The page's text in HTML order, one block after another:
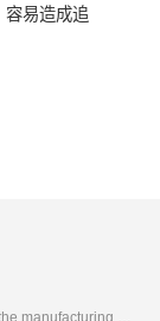
容易造成追